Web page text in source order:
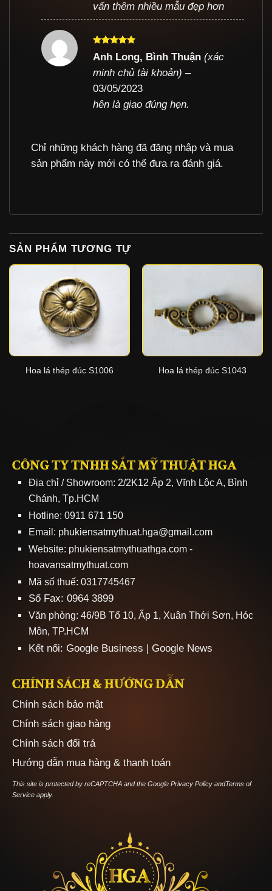
vấn thêm nhiều mẫu đẹp hơn
Được xếp
sao
Anh Long, Bình Thuận(xác
minh chủ tài khoản) –
03/05/2023
hên là giao đúng hẹn.
Chỉ những khách hàng đã đăng nhập và mua
sản phẩm này mới có thể đưa ra đánh giá.
SẢN PHẨM TƯƠNG TỰ
Hoa lá thép đúc S1006 Hoa lá thép đúc S1043
CÔNG TY TNHH SẮT MỸ THUẬT HGA
Địa chỉ / Showroom: 2/2K12 Ấp 2, Vĩnh Lộc A, Bình
Chánh, Tp.HCM
Hotline: 0911 671 150
Email: phukiensatmythuat.hga@gmail.com
Website: phukiensatmythuathga.com-
hoavansatmythuat.com
Mã số thuế: 0317745467
Số Fax: 0964 3899
Văn phòng: 46/9B Tổ 10, Ấp 1, Xuân Thới Sơn, Hóc
Môn, TP.HCM
Kết nối: Google Business | Google News
CHÍNH SÁCH & HƯỚNG DẪN
Chính sách bảo mật
Chính sách giao hàng
Chính sách đổi trả
Hướng dẫn mua hàng & thanh toán
This site is protected by reCAPTCHA and the Google Privacy PolicyandTerms of
Serviceapply.